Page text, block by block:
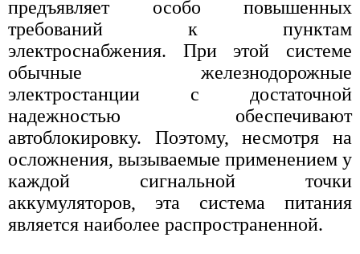
предъявляет особо повышенных
требований к пунктам
электроснабжения. При этой системе
обычные железнодорожные
электростанции с достаточной
надежностью обеспечивают
автоблокировку. Поэтому, несмотря на
осложнения, вызываемые применением у
каждой сигнальной точки
аккумуляторов, эта система питания
является наиболее распространенной.